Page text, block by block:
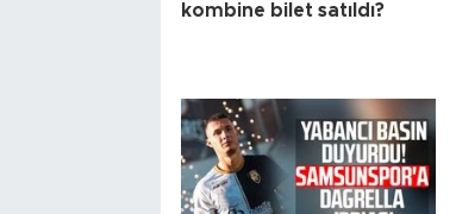
kombine bilet satıldı?